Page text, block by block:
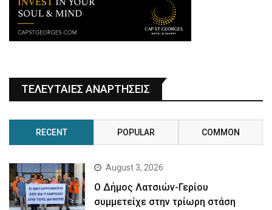
ΤΕΛΕΥΤΑΙΕΣ ΑΝΑΡΤΗΣΕΙΣ
RECENT POPULAR COMMON
August 3, 2026
Ο Δήμος Λατσιών-Γερίου
συμμετείχε στην τρίωρη στάση